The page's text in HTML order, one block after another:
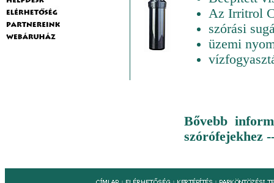
Az Irritrol
szórási
üzemi
Bővebb
szórófejekhez